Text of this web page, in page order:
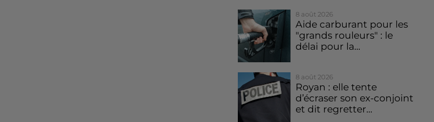
8 août 2026
Aide carburant pour les
"grands rouleurs" : le
délai pour la...
8 août 2026
Royan : elle tente
d’écraser son ex-conjoint
et dit regretter...